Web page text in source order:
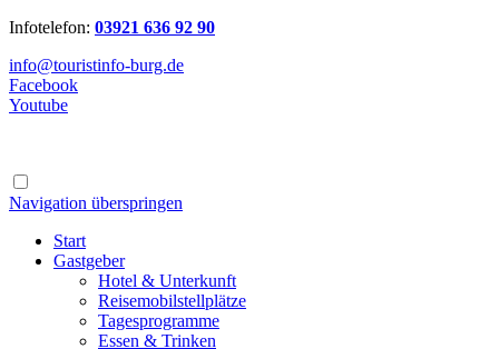
Infotelefon: 03921 636 92 90
info@touristinfo-burg.de
Facebook
Youtube
Navigation überspringen
Start
Gastgeber
Hotel & Unterkunft
Reisemobilstellplätze
Tagesprogramme
Essen & Trinken